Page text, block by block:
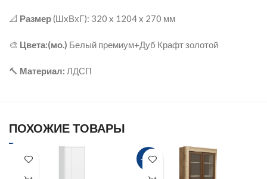
📐 Размер(ШxВхГ): 320 x 1204 x 270 мм
🎨 Цвета:(мо.) Белый премиум+Дуб Крафт золотой
🔨 Материал: ЛДСП
ПОХОЖИЕ ТОВАРЫ
-26%